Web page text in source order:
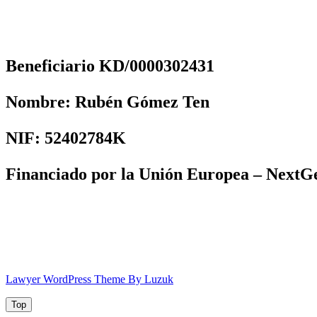
Beneficiario KD/0000302431
Nombre: Rubén Gómez Ten
NIF: 52402784K
Financiado por la Unión Europea –
Lawyer WordPress Theme By Luzuk
Top